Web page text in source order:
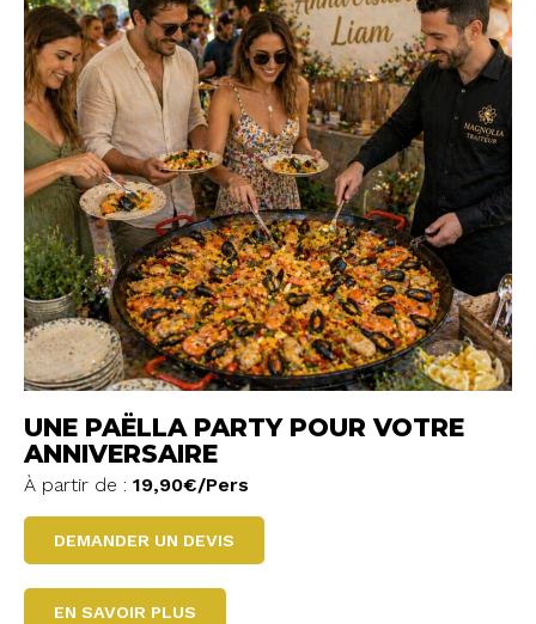
UNE PAËLLA PARTY POUR VOTRE
ANNIVERSAIRE
À partir de : 19,90€/Pers
DEMANDER UN DEVIS
EN SAVOIR PLUS